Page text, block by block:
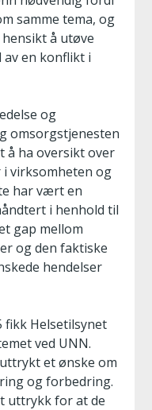
samme tema, og
å utøve
av en konflikt i
og
omsorgstjenesten
å ha oversikt over
i virksomheten og
har vært en
i henhold til
gap mellom
og den faktiske
hendelser
fikk Helsetilsynet
ved UNN.
et ønske om
og forbedring.
uttrykk for at de